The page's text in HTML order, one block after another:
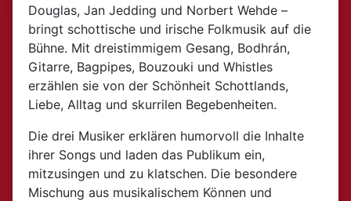
Douglas, Jan Jedding und Norbert Wehde –
bringt schottische und irische Folkmusik auf die
Bühne. Mit dreistimmigem Gesang, Bodhrán,
Gitarre, Bagpipes, Bouzouki und Whistles
erzählen sie von der Schönheit Schottlands,
Liebe, Alltag und skurrilen Begebenheiten.
Die drei Musiker erklären humorvoll die Inhalte
ihrer Songs und laden das Publikum ein,
mitzusingen und zu klatschen. Die besondere
Mischung aus musikalischem Können und